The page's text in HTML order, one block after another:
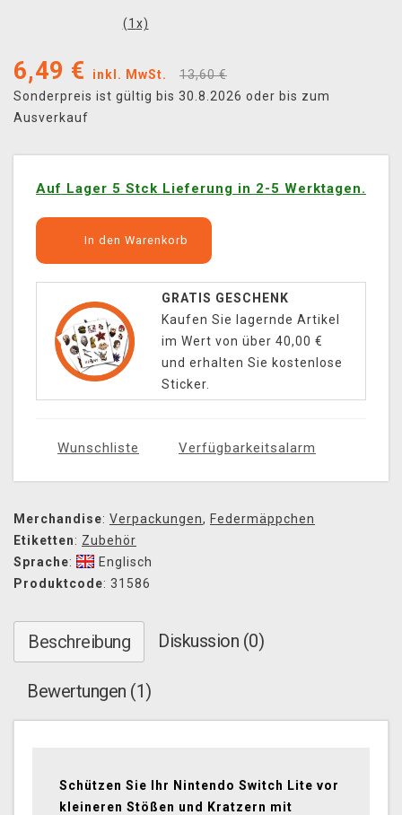
(1 x)
6,49 € inkl. MwSt.
13,60 €
Sonderpreis ist gültig bis 30.8.2026 oder bis zum
Ausverkauf
Auf Lager 5 Stck Lieferung in 2-5 Werktagen.
In den Warenkorb
GRATIS GESCHENK
Kaufen Sie lagernde Artikel
im Wert von über 40,00 €
und erhalten Sie kostenlose
Sticker.
Wunschliste Verfügbarkeitsalarm
Merchandise: Verpackungen, Federmäppchen
Etiketten: Zubehör
Sprache:
Englisch
Produktcode: 31586
Beschreibung Diskussion (0)
Bewertungen (1)
Schützen Sie Ihr Nintendo Switch Lite vor
kleineren Stößen und Kratzern mit